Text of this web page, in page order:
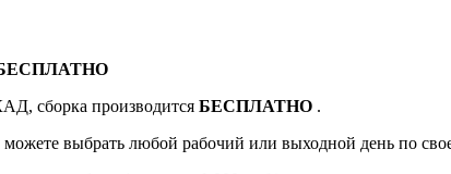
сборка производится БЕСПЛАТНО .
выбрать любой рабочий или выходной день по